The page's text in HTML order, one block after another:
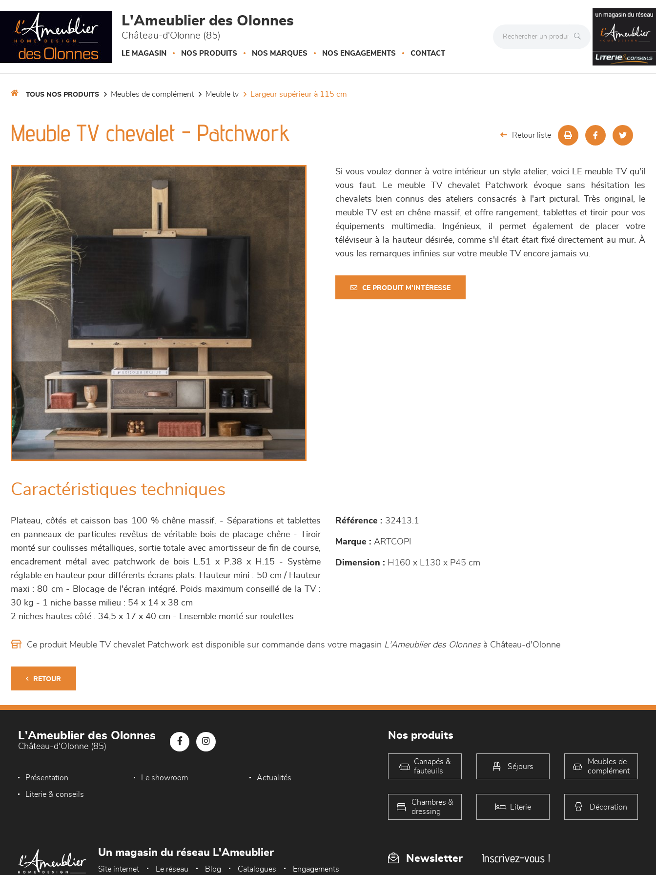
L'Ameublier des Olonnes
Château-d'Olonne (85)
LE MAGASIN NOS PRODUITS NOS MARQUES NOS ENGAGEMENTS CONTACT
TOUS NOS PRODUITS meubles de complément meuble tv largeur supérieur à 115 cm
Meuble TV chevalet - Patchwork Retour liste
Si vous voulez donner à votre intérieur un style atelier, voici LE meuble TV qu'il
vous faut. Le meuble TV chevalet Patchwork évoque sans hésitation les
chevalets bien connus des ateliers consacrés à l'art pictural. Très original, le
meuble TV est en chêne massif, et offre rangement, tablettes et tiroir pour vos
équipements multimedia. Ingénieux, il permet également de placer votre
téléviseur à la hauteur désirée, comme s'il était était fixé directement au mur. À
vous les remarques infinies sur votre meuble TV encore jamais vu.
CE PRODUIT M'INTÉRESSE
Caractéristiques techniques
Plateau, côtés et caisson bas 100 % chêne massif. - Séparations et tablettes
en panneaux de particules revêtus de véritable bois de placage chêne - Tiroir
monté sur coulisses métalliques, sortie totale avec amortisseur de fin de course,
encadrement métal avec patchwork de bois L.51 x P.38 x H.15 - Système
réglable en hauteur pour différents écrans plats. Hauteur mini : 50 cm / Hauteur
maxi : 80 cm - Blocage de l'écran intégré. Poids maximum conseillé de la TV :
30 kg - 1 niche basse milieu : 54 x 14 x 38 cm
2 niches hautes côté : 34,5 x 17 x 40 cm - Ensemble monté sur roulettes
Référence : 32413.1
Marque : ARTCOPI
Dimension : H160 x L130 x P45 cm
Ce produit Meuble TV chevalet Patchwork est disponible sur commande dans votre magasin L'Ameublier des Olonnesà Château-d'Olonne
RETOUR
L'Ameublier des Olonnes
Château-d'Olonne (85)
Présentation Le showroom Actualités
Literie & conseils
Nos produits
Canapés &
fauteuils
Séjours
Meubles de
complément
Chambres &
dressing
Literie Décoration
Newsletter Inscrivez-vous !
Un magasin du réseau L'Ameublier
Site internet Le réseau Blog Catalogues Engagements